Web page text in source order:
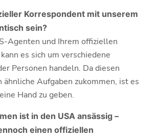
Korrespondent mit unserem
sein?
Agenten und Ihrem offiziellen
es sich um verschiedene
Personen handeln. Da diesen
ähnliche Aufgaben zukommen, ist es
Hand zu geben.
ist in den USA ansässig –
einen offiziellen